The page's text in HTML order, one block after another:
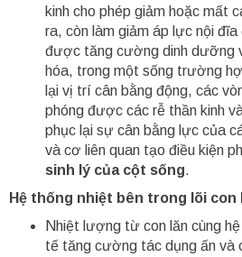
kinh cho phép giảm hoặc mất
ra, còn làm giảm áp lực nội
được tăng cường dinh dưỡng
hóa, trong một sống trường
lại vị trí cân bằng động, các
phóng được các rễ thần kinh
phục lại sự cân bằng lực của
và cơ liên quan tạo điều kiện
sinh lý của cột sống.
Hệ thống nhiệt bên trong lõi con
Nhiệt lượng từ con lăn cùng
tế tăng cường tác dụng ấn và